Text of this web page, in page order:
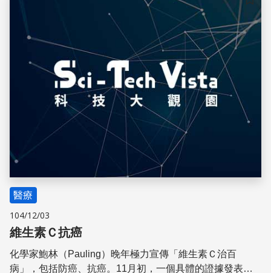
儲存
醫療
104/12/03
維生素Ｃ抗癌
化學家鮑林（Pauling）晚年極力宣傳「維生素Ｃ治百
病」，包括防癌、抗癌。11月初，一個具體的證據發表